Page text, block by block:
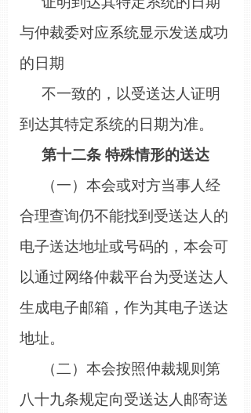
与仲裁委对应系统显示发送成功
的日期
不一致的，以受送达人证明
到达其特定系统的日期为准。
第十二条 特殊情形的送达
（一）本会或对方当事人经
合理查询仍不能找到受送达人的
电子送达地址或号码的，本会可
以通过网络仲裁平台为受送达人
生成电子邮箱，作为其电子送达
地址。
（二）本会按照仲裁规则第
八十九条规定向受送达人邮寄送